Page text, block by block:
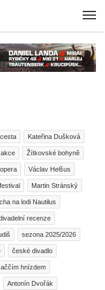
Kateřina Dušková
Žítkovské bohyně
opera Václav Helšus
Martin Stránský
na lodi Nautilus
recenze
sezona 2025/2026
české divadlo
hnízdem
Antonín Dvořák